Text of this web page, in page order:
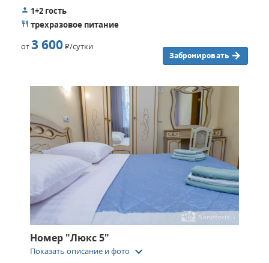
1+2 гость
трехразовое питание
от3 600Р/сутки
Забронировать
Номер "Люкс 5"
Показать описание и фото keyboard_arrow_down